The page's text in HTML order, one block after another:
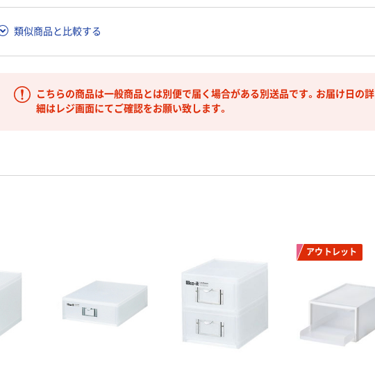
類似商品と比較する
こちらの商品は一般商品とは別便で届く場合がある別送品です。お届け日の詳
細はレジ画面にてご確認をお願い致します。
アウトレット